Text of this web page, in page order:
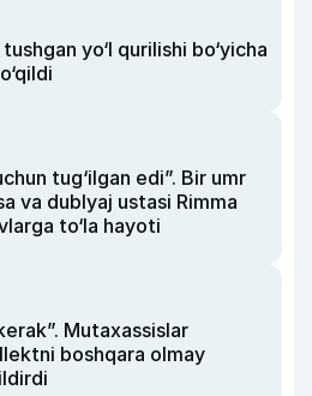
yo‘l qurilishi bo‘yicha
tug‘ilgan edi”. Bir umr
va dublyaj ustasi Rimma
to‘la hayoti
Mutaxassislar
boshqara olmay